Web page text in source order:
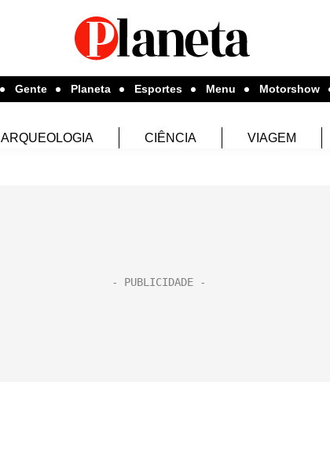
Gente Planeta Esportes Menu Motorshow
ARQUEOLOGIA CIÊNCIA VIAGEM